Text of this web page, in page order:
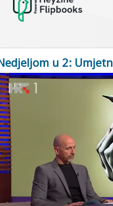
u 2: